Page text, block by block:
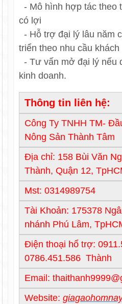
- Mô hình hợp tác theo
có lợi
- Hỗ trợ đại lý lâu năm
triển theo nhu cầu khách
- Tư vấn mở đại lý nếu
kinh doanh.
Thông tin liên hệ:
Công Ty TNHH TM-
Nông Sản Thành Tâm
Địa chỉ: 158 Bùi Văn
Thành, Quận 12,
Mst: 0314989754
Tài Khoản: 175378
nhánh Phú Lâm,
Điện thoại hổ trợ:
0786.451.586 Thành
Email:
Website: